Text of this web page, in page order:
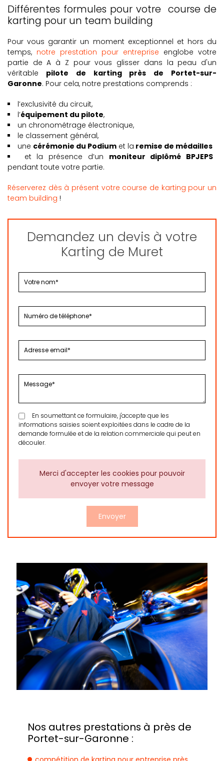
Différentes formules pour votre course de
karting pour un team building
Pour vous garantir un moment exceptionnel et hors du
temps, notre prestation pour entreprise englobe votre
partie de A à Z pour vous glisser dans la peau d'un
véritable pilote de karting près de Portet-sur-
Garonne. Pour cela, notre prestations comprends :
l’exclusivité du circuit,
l’équipement du pilote,
un chronométrage électronique,
le classement général,
une cérémonie du Podium et la remise de médailles
et la présence d’un moniteur diplômé BPJEPS
pendant toute votre partie.
Réserverez dès à présent votre course de karting pour un
team building !
Demandez un devis à votre
Karting de Muret
En soumettant ce formulaire, j'accepte que les
informations saisies soient exploitées dans le cadre de la
demande formulée et de la relation commerciale qui peut en
découler.
Merci d'accepter les cookies pour pouvoir
envoyer votre message
Nos autres prestations à près de
Portet-sur-Garonne :